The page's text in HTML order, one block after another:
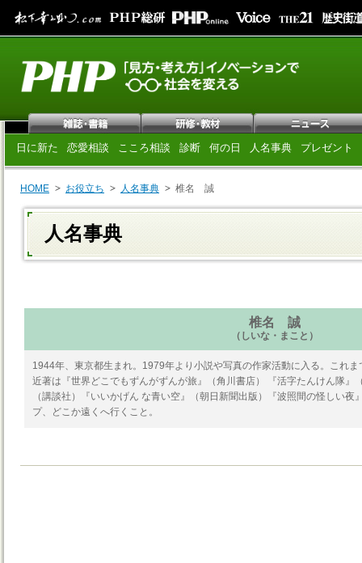
日に新た 恋愛相談 こころ相談 診断 何の日 人名事典 プレゼント
HOME お役立ち 人名事典 椎名 誠
人名事典
椎名 誠
（しいな・まこと）
1944年、東京都生まれ。1979年より小説や写真の作家活動に入る。これ
近著は『世界どこでもずんがずんが旅』（角川書店） 『活字たんけん隊』
（講談社）『いいかげん な青い空』（朝日新聞出版）『波照間の怪しい夜
プ、どこか遠くへ行くこと。